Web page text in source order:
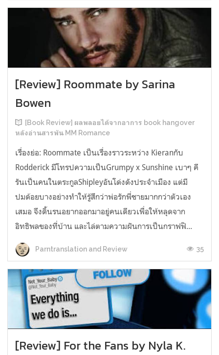
[Review] Roommate by Sarina
Bowen
[Book Review] ผลพลอยได้จากอาการ book hangover
หลังอ่านสารพัน MM Romance
เรื่องย่อ: Roommate เป็นเรื่องราวระหว่าง Kieranกับ
Rodderick มีโทรปความเป็นGrumpy x Sunshine เบาๆ คี
รันเป็นคนในตระกูลShipleyอันโด่งดังประจำเมือง แต่มี
ปมด้อยบางอย่างทำให้รู้สึกว่าพ่อรักพี่ชายมากกว่าตัวเอง
เสมอ จึงดิ้นรนอยากออกมาอยู่คนเดียวเพื่อให้หลุดจาก
อิทธิพลของที่บ้าน และไล่ตามความฝันการเป็นกราฟฟิ...
Parntranslation and Review 35
[Review] For the Fans by Nyla K.